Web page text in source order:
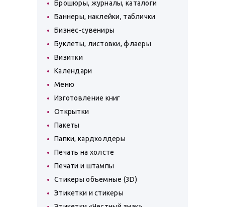
Брошюры, журналы, каталоги
Баннеры, наклейки, таблички
Бизнес-сувениры
Буклеты, листовки, флаеры
Визитки
Календари
Меню
Изготовление книг
Открытки
Пакеты
Папки, кардхолдеры
Печать на холсте
Печати и штампы
Стикеры объемные (3D)
Этикетки и стикеры